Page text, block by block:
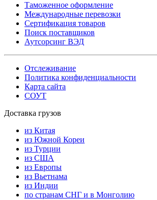
Таможенное оформление
Международные перевозки
Сертификация товаров
Поиск поставщиков
Аутсорсинг ВЭД
Отслеживание
Политика конфиденциальности
Карта сайта
СОУТ
Доставка грузов
из Китая
из Южной Кореи
из Турции
из США
из Европы
из Вьетнама
из Индии
по странам СНГ и в Монголию